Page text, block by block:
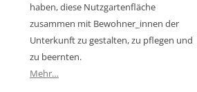
haben, diese Nutzgartenfläche
zusammen mit Bewohner_innen der
Unterkunft zu gestalten, zu pflegen und
zu beernten.
Mehr…